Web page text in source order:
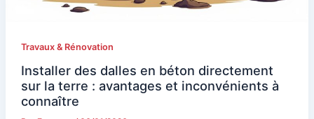
Travaux & Rénovation
Installer des dalles en béton directement
sur la terre : avantages et inconvénients à
connaître